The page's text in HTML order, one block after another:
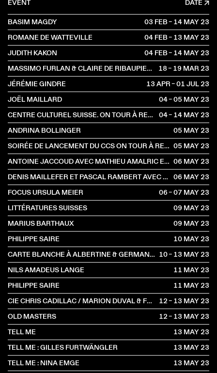
EVENT
DATE
BASIM MAGDY
03 FEB – 14 MAY2023
ROMANE DE WATTEVILLE
04 FEB – 13 MAY2023
JUDITH KAKON
04 FEB – 14 MAY2023
MASSIMO FURLAN & CLAIRE DE RIBAUPIERRE
18 – 19 MAR2023
JÉRÉMIE GINDRE
13 APR – 01 JUL2023
JOËL MAILLARD
04 – 05 MAY2023
CENTRE CULTUREL SUISSE. ON TOUR À RENNES
04 – 14 MAY2023
ANDRINA BOLLINGER
05 MAY2023
SOIRÉE DE LANCEMENT DU CCS ON TOUR À RENNES 05 MAY2023
ANTOINE JACCOUD AVEC MATHIEU AMALRIC ET MARTHE KELLER 06 MAY2023
DENIS MAILLEFER ET PASCAL RAMBERT AVEC LOLA GIOUSSE
06 MAY2023
FOCUS URSULA MEIER
06 – 07 MAY2023
LITTÉRATURES SUISSES
09 MAY2023
MARIUS BARTHAUX
09 MAY2023
PHILIPPE SAIRE
10 MAY2023
CARTE BLANCHE À ALBERTINE & GERMANO ZULLO 10 – 13 MAY2023
NILS AMADEUS LANGE
11 MAY2023
PHILIPPE SAIRE
11 MAY2023
CIE CHRIS CADILLAC / MARION DUVAL & FLORIAN LEDUC
12 – 13 MAY2023
OLD MASTERS
12 – 13 MAY2023
TELL ME
13 MAY2023
TELL ME : GILLES FURTWÄNGLER
13 MAY2023
TELL ME : NINA EMGE
13 MAY2023